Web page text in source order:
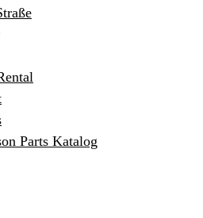
Parts Katalog